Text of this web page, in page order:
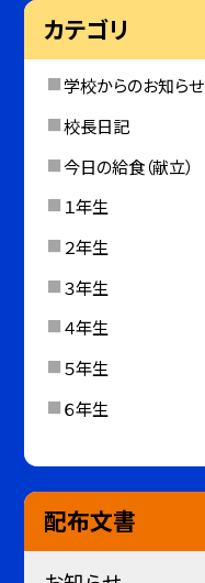
カテゴリ
学校からのお知らせ
校長日記
今日の給食（献立）
１年生
２年生
３年生
４年生
５年生
６年生
配布文書